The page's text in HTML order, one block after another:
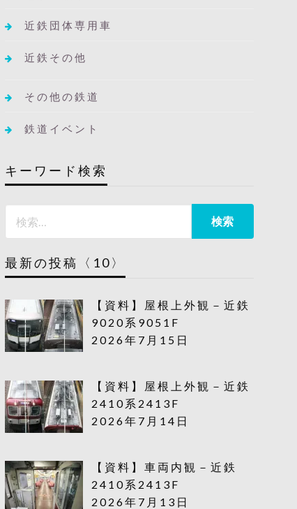
近鉄団体専用車
近鉄その他
その他の鉄道
鉄道イベント
キーワード検索
最新の投稿〈10〉
【資料】屋根上外観－近鉄
9020系9051F
2026年7月15日
【資料】屋根上外観－近鉄
2410系2413F
2026年7月14日
【資料】車両内観－近鉄
2410系2413F
2026年7月13日